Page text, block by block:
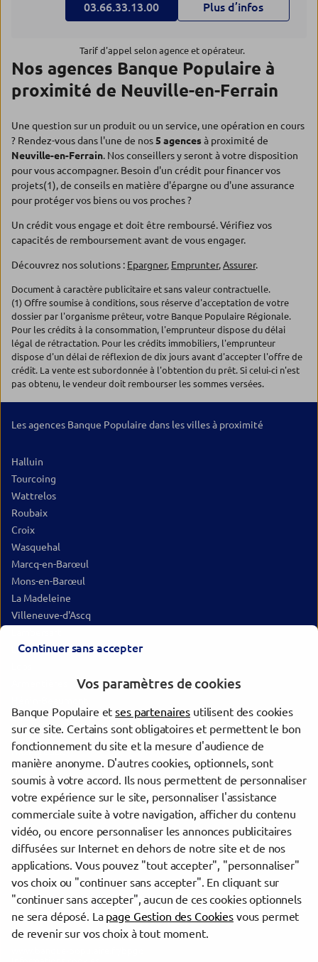
03.66.33.13.00 Plus d’infos
Tarif d'appel selon agence et opérateur.
Nos agences Banque Populaire à
proximité de Neuville-en-Ferrain
Une question sur un produit ou un service, une opération en cours
? Rendez-vous dans l'une de nos5 agencesà proximité de
Neuville-en-Ferrain. Nos conseillers y seront à votre disposition
pour vous accompagner. Besoin d'un crédit pour financer vos
projets(1), de conseils en matière d'épargne ou d'une assurance
pour protéger vos biens ou vos proches ?
Un crédit vous engage et doit être remboursé. Vérifiez vos
capacités de remboursement avant de vous engager.
Découvrez nos solutions : Epargner, Emprunter,Assurer.
Document à caractère publicitaire et sans valeur contractuelle.
(1) Offre soumise à conditions, sous réserve d'acceptation de votre
dossier par l'organisme prêteur, votre Banque Populaire Régionale.
Pour les crédits à la consommation, l'emprunteur dispose du délai
légal de rétractation. Pour les crédits immobiliers, l'emprunteur
dispose d'un délai de réflexion de dix jours avant d'accepter l'offre de
crédit. La vente est subordonnée à l'obtention du prêt. Si celui-ci n'est
pas obtenu, le vendeur doit rembourser les sommes versées.
Les agences Banque Populaire dans les villes à proximité
Halluin
Tourcoing
Wattrelos
Roubaix
Croix
Wasquehal
Marcq-en-Barœul
Mons-en-Barœul
La Madeleine
Villeneuve-d'Ascq
Lille
Douai
Lens
Hazebrouck
Béthune
Liévin
Trouver une agence Banque Populaire
Nord
Neuville-en-Ferrain
evermaps ©
Continuer sans accepter
Vos paramètres de cookies
Banque Populaire etses partenaires utilisent des cookies
sur ce site. Certains sont obligatoires et permettent le bon
fonctionnement du site et la mesure d'audience de
manière anonyme. D'autres cookies, optionnels, sont
soumis à votre accord. Ils nous permettent de personnaliser
votre expérience sur le site, personnaliser l'assistance
commerciale suite à votre navigation, afficher du contenu
vidéo, ou encore personnaliser les annonces publicitaires
diffusées sur Internet en dehors de notre site et de nos
applications. Vous pouvez "tout accepter", "personnaliser"
vos choix ou "continuer sans accepter". En cliquant sur
"continuer sans accepter", aucun de ces cookies optionnels
ne sera déposé. La page Gestion des Cookiesvous permet
de revenir sur vos choix à tout moment.